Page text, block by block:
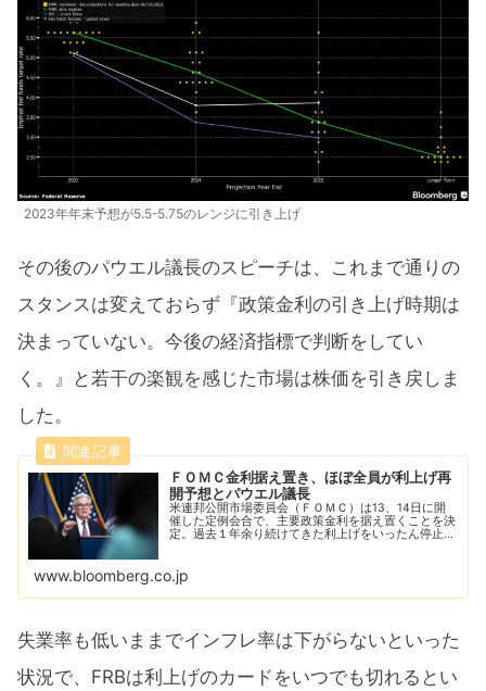
2023年年末予想が5.5-5.75のレンジに引き上げ
その後のパウエル議長のスピーチは、これまで通りの
スタンスは変えておらず『政策金利の引き上げ時期は
決まっていない。今後の経済指標で判断をしてい
く。』と若干の楽観を感じた市場は株価を引き戻しま
した。
ＦＯＭＣ金利据え置き、ほぼ全員が利上げ再
開予想とパウエル議長
米連邦公開市場委員会（ＦＯＭＣ）は13、14日に開
催した定例会合で、主要政策金利を据え置くことを決
定。過去１年余り続けてきた利上げをいったん停止し
www.bloomberg.co.jp
失業率も低いままでインフレ率は下がらないといった
状況で、FRBは利上げのカードをいつでも切れるとい